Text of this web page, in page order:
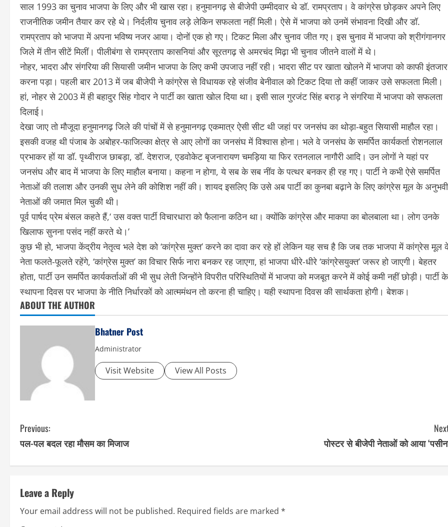
साल 1993 का चुनाव भाजपा के लिए और भी खास रहा। हनुमानगढ़ से बीजेपी उम्मीदवार थे डॉ. रामप्रताप। वे कांग्रेस छोड़कर अपने लिए
राजनीतिक जमीन तैयार कर रहे थे। निर्दलीय चुनाव लड़े लेकिन सफलता नहीं मिली। ऐसे में भाजपा को उनमें संभावना दिखी और डॉ.
रामप्रताप को भाजपा में अपना भविष्य नजर आया। दोनों एक हो गए। टिकट मिला और चुनाव जीत गए। इस चुनाव में भाजपा को श्रीगंगानगर
जिले में तीन सीटें मिलीं। पीलीबंगा से रामप्रताप कासनियां और सूरतगढ़ से अमरचंद मिढ़ा भी चुनाव जीतने वालों में थे।
नोहर, भादरा और संगरिया की सियासी जमीन भाजपा के लिए कभी उपजाउ नहीं रही। भादरा सीट पर खाता खोलने में भाजपा को काफी इंतजार
करना पड़ा। पहली बार 2013 में जब बीजेपी ने कांग्रेस से विधायक रहे संजीव बेनीवाल को टिकट दिया तो कहीं जाकर उसे सफलता मिली।
हां, नोहर से 2003 में ही बहादुर सिंह गोदार ने पार्टी का खाता खोल दिया था। इसी साल गुरजंट सिंह बराड़ ने संगरिया में भाजपा को सफलता
दिलाई।
देखा जाए तो मौजूदा हनुमानगढ़ जिले की पांचों में से हनुमानगढ़ एकमात्र ऐसी सीट थी जहां पर जनसंघ का थोड़ा-बहुत सियासी माहौल रहा।
इसकी वजह थी पंजाब के अबोहर-फाजिल्का क्षेत्र से आए लोगों का जनसंघ में विश्वास होना। भले वे जनसंघ के समर्पित कार्यकर्ता रोशनलाल
प्रभाकर हों या डॉ. पृथ्वीराज छाबड़ा, डॉ. देशराज, एडवोकेट बृजनारायण चमड़िया या फिर रतनलाल नागौरी आदि। उन लोगों ने यहां पर
जनसंघ और बाद में भाजपा के लिए माहौल बनाया। कहना न होगा, ये सब के सब नींव के पत्थर बनकर ही रह गए। पार्टी ने कभी ऐसे समर्पित
नेताओं की तलाश और उनकी सुध लेने की कोशिश नहीं की। शायद इसलिए कि उसे अब पार्टी का कुनबा बढ़ाने के लिए कांग्रेस मूल के अनुभवी
नेताओं की जमात मिल चुकी थी।
पूर्व पार्षद प्रेम बंसल कहते हैं,‘ उस वक्त पार्टी विचारधारा को फैलाना कठिन था। क्योंकि कांग्रेस और माकपा का बोलबाला था। लोग उनके
खिलाफ सुनना पसंद नहीं करते थे।’
कुछ भी हो, भाजपा केंद्रीय नेतृत्व भले देश को ‘कांग्रेस मुक्त’ करने का दावा कर रहे हों लेकिन यह सच है कि जब तक भाजपा में कांग्रेस मूल
नेता फलते-फूलते रहेंगे, ‘कांग्रेस मुक्त’ का विचार सिर्फ नारा बनकर रह जाएगा, हां भाजपा धीरे-धीरे ‘कांग्रेसयुक्त’ जरूर हो जाएगी। बेहतर
होता, पार्टी उन समर्पित कार्यकर्ताओं की भी सुध लेती जिन्होंने विपरीत परिस्थितियों में भाजपा को मजबूत करने में कोई कमी नहीं छोड़ी। पार्टी के
स्थापना दिवस पर भाजपा के नीति निर्धारकों को आत्ममंथन तो करना ही चाहिए। यही स्थापना दिवस की सार्थकता होगी। बेशक।
ABOUT THE AUTHOR
Bhatner Post
Administrator
Visit Website View All Posts
C
o
n
t
i
Previous:
पल-पल बदल रहा मौसम का मिजाज
पोस्टर से बीजेपी नेताओं को आया
Leave a Reply
Your email address will not be published. Required fields are marked *